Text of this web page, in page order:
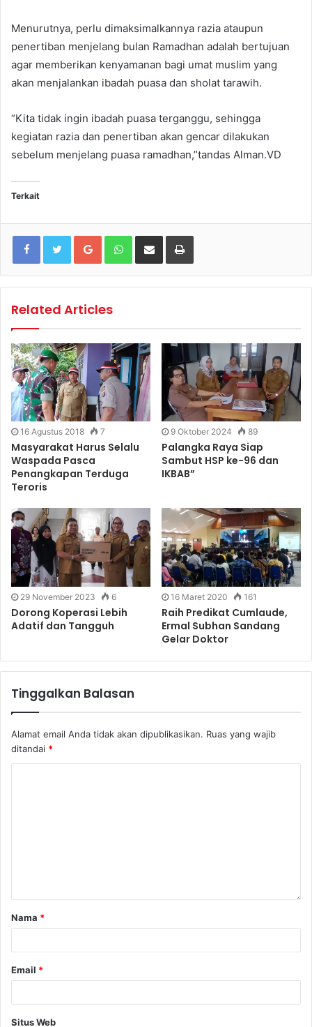
Menurutnya, perlu dimaksimalkannya razia ataupun
penertiban menjelang bulan Ramadhan adalah bertujuan
agar memberikan kenyamanan bagi umat muslim yang
akan menjalankan ibadah puasa dan sholat tarawih.
“Kita tidak ingin ibadah puasa terganggu, sehingga
kegiatan razia dan penertiban akan gencar dilakukan
sebelum menjelang puasa ramadhan,”tandas Alman.VD
Terkait
Google+WhatsApp
Share via Email Print
Related Articles
16 Agustus 2018 7
Masyarakat Harus Selalu
Waspada Pasca
Penangkapan Terduga
Teroris
9 Oktober 2024 89
Palangka Raya Siap
Sambut HSP ke-96 dan
IKBAB”
29 November 2023 6
Dorong Koperasi Lebih
Adatif dan Tangguh
16 Maret 2020 161
Raih Predikat Cumlaude,
Ermal Subhan Sandang
Gelar Doktor
Tinggalkan Balasan
Alamat email Anda tidak akan dipublikasikan. Ruas yang wajib
ditandai *
Nama *
Email *
Situs Web